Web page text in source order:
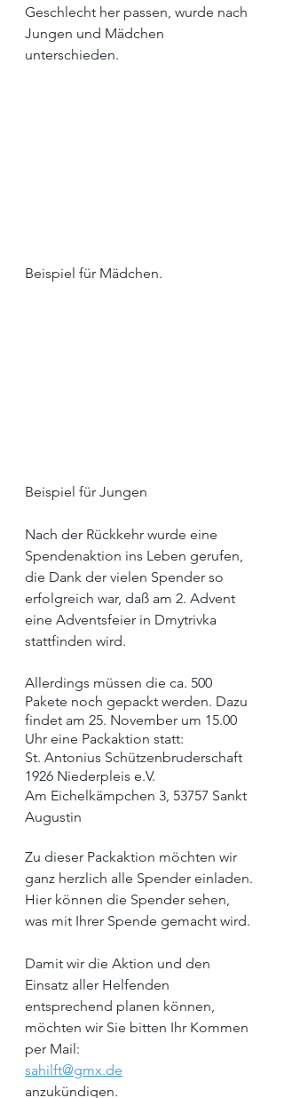
Geschlecht her passen, wurde nach
Jungen und Mädchen
unterschieden.
Beispiel für Mädchen.
Beispiel für Jungen
Nach der Rückkehr wurde eine
Spendenaktion ins Leben gerufen,
die Dank der vielen Spender so
erfolgreich war, daß am 2. Advent
eine Adventsfeier in Dmytrivka
stattfinden wird.
Allerdings müssen die ca. 500
Pakete noch gepackt werden. Dazu
findet am 25. November um 15.00
Uhr eine Packaktion statt:
St. Antonius Schützenbruderschaft
1926 Niederpleis e.V.
Am Eichelkämpchen 3, 53757 Sankt
Augustin
Zu dieser Packaktion möchten wir
ganz herzlich alle Spender einladen.
Hier können die Spender sehen,
was mit Ihrer Spende gemacht wird.
Damit wir die Aktion und den
Einsatz aller Helfenden
entsprechend planen können,
möchten wir Sie bitten Ihr Kommen
per Mail:
sahilft@gmx.de
anzukündigen.